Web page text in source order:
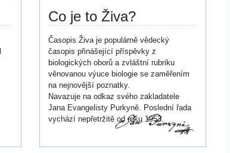
Co je to Živa?
Časopis Živa je populárně vědecký
časopis přinášející příspěvky z
biologických oborů a zvláštní rubriku
věnovanou výuce biologie se zaměřením
na nejnovější poznatky.
Navazuje na odkaz svého zakladatele
Jana Evangelisty Purkyně. Poslední řada
vychází nepřetržitě od roku 1953.